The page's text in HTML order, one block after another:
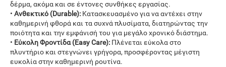
δέρμα, ακόμα και σε έντονες συνθήκες εργασίας.
• Ανθεκτικό (Durable): Κατασκευασμένο για να αντέχει στην
καθημερινή φθορά και τα συχνά πλυσίματα, διατηρώντας την
ποιότητα και την εμφάνισή του για μεγάλο χρονικό διάστημα.
• Εύκολη Φροντίδα (Easy Care): Πλένεται εύκολα στο
πλυντήριο και στεγνώνει γρήγορα, προσφέροντας μέγιστη
ευκολία στην καθημερινή ρουτίνα.